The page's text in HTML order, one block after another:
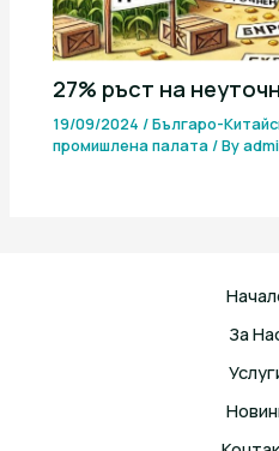
27% ръст на
19/09/2024/Българо-
промишлена палaта/ By
За